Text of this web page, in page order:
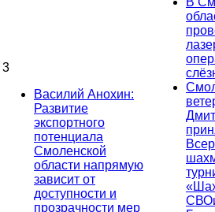
3
Василий Анохин:
Развитие
экспортного
потенциала
Смоленской
области напрямую
зависит от
доступности и
прозрачности мер